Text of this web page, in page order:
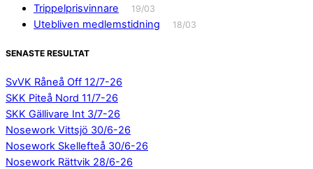
Trippelprisvinnare 19/03
Utebliven medlemstidning 18/03
SENASTE RESULTAT
SvVK Råneå Off 12/7-26
SKK Piteå Nord 11/7-26
SKK Gällivare Int 3/7-26
Nosework Vittsjö 30/6-26
Nosework Skellefteå 30/6-26
Nosework Rättvik 28/6-26